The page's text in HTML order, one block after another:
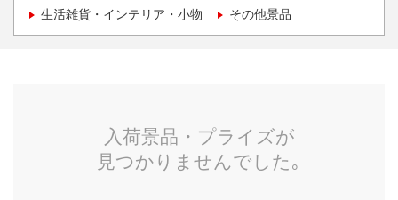
生活雑貨・インテリア・小物 その他景品